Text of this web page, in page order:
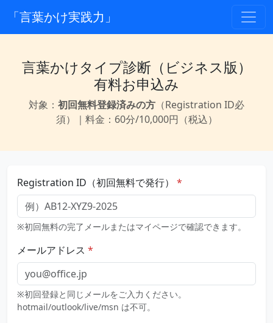
「言葉かけ実践力」
言葉かけタイプ診断（ビジネス版）
有料お申込み
対象： 初回無料登録済みの方 （Registration ID必
須）｜料金：60分/10,000円（税込）
Registration ID（初回無料で発行）
※初回無料の完了メールまたはマイページで確認できます。
メールアドレス
※初回登録と同じメールをご入力ください。
hotmail/outlook/live/msn は不可。